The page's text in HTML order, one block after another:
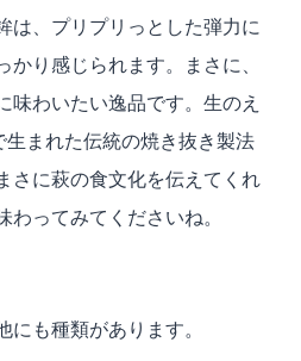
は、プリプリっとした弾力に
かり感じられます。まさに、
味わいたい逸品です。生のえ
生まれた伝統の焼き抜き製法
さに萩の食文化を伝えてくれ
わってみてくださいね。
にも種類があります。